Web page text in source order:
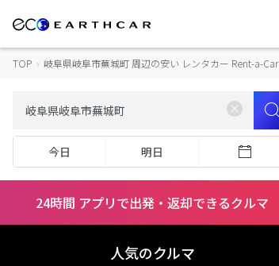
TOP › 岐阜県岐阜市蕪城町 周辺の安い レンタカー Rent-a-Car
今日 明日
24時間 アプリで出発・返却できるクルマ
人気のクルマ